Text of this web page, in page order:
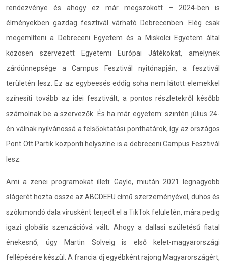
rendezvénye és ahogy ez már megszokott – 2024-ben is
élményekben gazdag fesztivál várható Debrecenben. Elég csak
megemlíteni a Debreceni Egyetem és a Miskolci Egyetem által
közösen szervezett Egyetemi Európai Játékokat, amelynek
záróünnepsége a Campus Fesztivál nyitónapján, a fesztivál
területén lesz. Ez az egybeesés eddig soha nem látott elemekkel
színesíti tovább az idei fesztivált, a pontos részletekről később
számolnak be a szervezők. És ha már egyetem: szintén július 24-
én válnak nyilvánossá a felsőoktatási ponthatárok, így az országos
Pont Ott Partik központi helyszíne is a debreceni Campus Fesztivál
lesz.
Ami a zenei programokat illeti: Gayle, miután 2021 legnagyobb
slágerét hozta össze az ABCDEFU című szerzeményével, dühös és
szókimondó dala vírusként terjedt el a TikTok felületén, mára pedig
igazi globális szenzációvá vált. Ahogy a dallasi születésű fiatal
énekesnő, úgy Martin Solveig is első kelet-magyarországi
fellépésére készül. A francia dj egyébként rajong Magyarországért,